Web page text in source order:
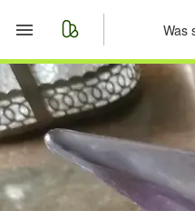
Start
Merkliste
Nachrichten